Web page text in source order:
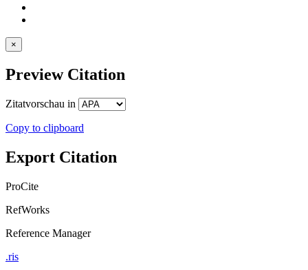
×
Preview Citation
Zitatvorschau in
Copy to clipboard
Export Citation
ProCite
RefWorks
Reference Manager
.ris